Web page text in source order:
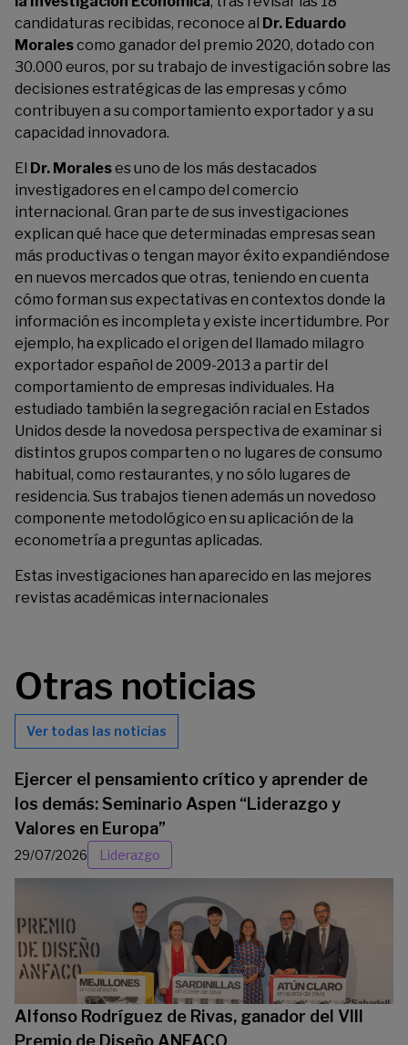
candidaturas recibidas, reconoce al Dr. Eduardo
Moralescomo ganador del premio 2020, dotado con
30.000 euros, por su trabajo de investigación sobre las
decisiones estratégicas de las empresas y cómo
contribuyen a su comportamiento exportador y a su
capacidad innovadora.
El Dr. Moraleses uno de los más destacados
investigadores en el campo del comercio
internacional. Gran parte de sus investigaciones
explican qué hace que determinadas empresas sean
más productivas o tengan mayor éxito expandiéndose
en nuevos mercados que otras, teniendo en cuenta
cómo forman sus expectativas en contextos donde la
información es incompleta y existe incertidumbre. Por
ejemplo, ha explicado el origen del llamado milagro
exportador español de 2009-2013 a partir del
comportamiento de empresas individuales. Ha
estudiado también la segregación racial en Estados
Unidos desde la novedosa perspectiva de examinar si
distintos grupos comparten o no lugares de consumo
habitual, como restaurantes, y no sólo lugares de
residencia. Sus trabajos tienen además un novedoso
componente metodológico en su aplicación de la
econometría a preguntas aplicadas.
Estas investigaciones han aparecido en las mejores
revistas académicas internacionales
Otras noticias
Ver todas las noticias
Ejercer el pensamiento crítico y aprender de
los demás: Seminario Aspen “Liderazgo y
Valores en Europa”
29/07/2026 Liderazgo
Alfonso Rodríguez de Rivas, ganador del VIII
Premio de Diseño ANFACO